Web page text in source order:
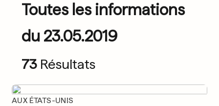
Toutes les informations
du 23.05.2019
73 Résultats
AUX ÉTATS-UNIS